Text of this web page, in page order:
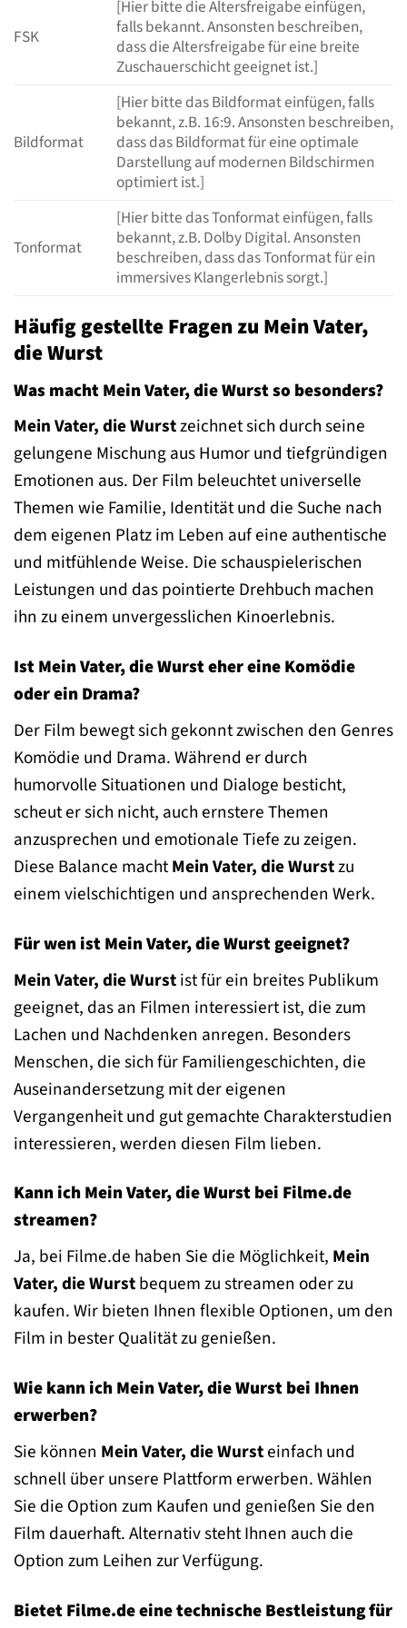
FSK
[Hier bitte die Altersfreigabe einfügen,
falls bekannt. Ansonsten beschreiben,
dass die Altersfreigabe für eine breite
Zuschauerschicht geeignet ist.]
Bildformat
[Hier bitte das Bildformat einfügen, falls
bekannt, z.B. 16:9. Ansonsten beschreiben,
dass das Bildformat für eine optimale
Darstellung auf modernen Bildschirmen
optimiert ist.]
Tonformat
[Hier bitte das Tonformat einfügen, falls
bekannt, z.B. Dolby Digital. Ansonsten
beschreiben, dass das Tonformat für ein
immersives Klangerlebnis sorgt.]
Häufig gestellte Fragen zu Mein Vater,
die Wurst
Was macht Mein Vater, die Wurst so besonders?
Mein Vater, die Wurstzeichnet sich durch seine
gelungene Mischung aus Humor und tiefgründigen
Emotionen aus. Der Film beleuchtet universelle
Themen wie Familie, Identität und die Suche nach
dem eigenen Platz im Leben auf eine authentische
und mitfühlende Weise. Die schauspielerischen
Leistungen und das pointierte Drehbuch machen
ihn zu einem unvergesslichen Kinoerlebnis.
Ist Mein Vater, die Wurst eher eine Komödie
oder ein Drama?
Der Film bewegt sich gekonnt zwischen den Genres
Komödie und Drama. Während er durch
humorvolle Situationen und Dialoge besticht,
scheut er sich nicht, auch ernstere Themen
anzusprechen und emotionale Tiefe zu zeigen.
Diese Balance machtMein Vater, die Wurstzu
einem vielschichtigen und ansprechenden Werk.
Für wen ist Mein Vater, die Wurst geeignet?
Mein Vater, die Wurstist für ein breites Publikum
geeignet, das an Filmen interessiert ist, die zum
Lachen und Nachdenken anregen. Besonders
Menschen, die sich für Familiengeschichten, die
Auseinandersetzung mit der eigenen
Vergangenheit und gut gemachte Charakterstudien
interessieren, werden diesen Film lieben.
Kann ich Mein Vater, die Wurst bei Filme.de
streamen?
Ja, bei Filme.de haben Sie die Möglichkeit, Mein
Vater, die Wurstbequem zu streamen oder zu
kaufen. Wir bieten Ihnen flexible Optionen, um den
Film in bester Qualität zu genießen.
Wie kann ich Mein Vater, die Wurst bei Ihnen
erwerben?
Sie können Mein Vater, die Wursteinfach und
schnell über unsere Plattform erwerben. Wählen
Sie die Option zum Kaufen und genießen Sie den
Film dauerhaft. Alternativ steht Ihnen auch die
Option zum Leihen zur Verfügung.
Bietet Filme.de eine technische Bestleistung für